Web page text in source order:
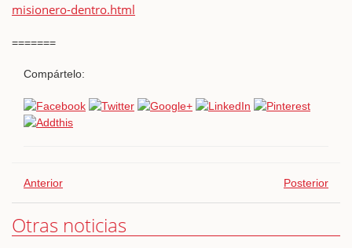
misionero-dentro.html
=======
Compártelo:
Anterior Posterior
Otras noticias